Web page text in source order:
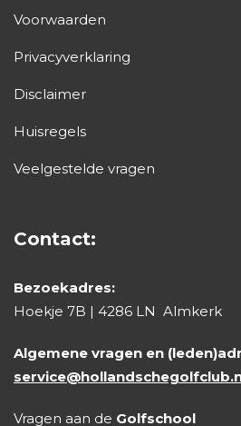
Voorwaarden
Privacyverklaring
Disclaimer
Huisregels
Veelgestelde vragen
Contact:
Bezoekadres:
Hoekje 7B | 4286 LN Almkerk
Algemene vragen en
Vragen aan de Golfschool